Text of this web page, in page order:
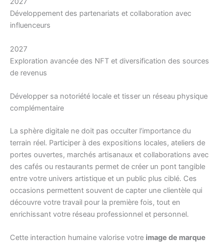
Développement des partenariats et collaboration avec
influenceurs
2027
Exploration avancée des NFT et diversification des sources
de revenus
Développer sa notoriété locale et tisser un réseau physique
complémentaire
La sphère digitale ne doit pas occulter l’importance du
terrain réel. Participer à des expositions locales, ateliers de
portes ouvertes, marchés artisanaux et collaborations avec
des cafés ou restaurants permet de créer un pont tangible
entre votre univers artistique et un public plus ciblé. Ces
occasions permettent souvent de capter une clientèle qui
découvre votre travail pour la première fois, tout en
enrichissant votre réseau professionnel et personnel.
Cette interaction humaine valorise votre image de marque